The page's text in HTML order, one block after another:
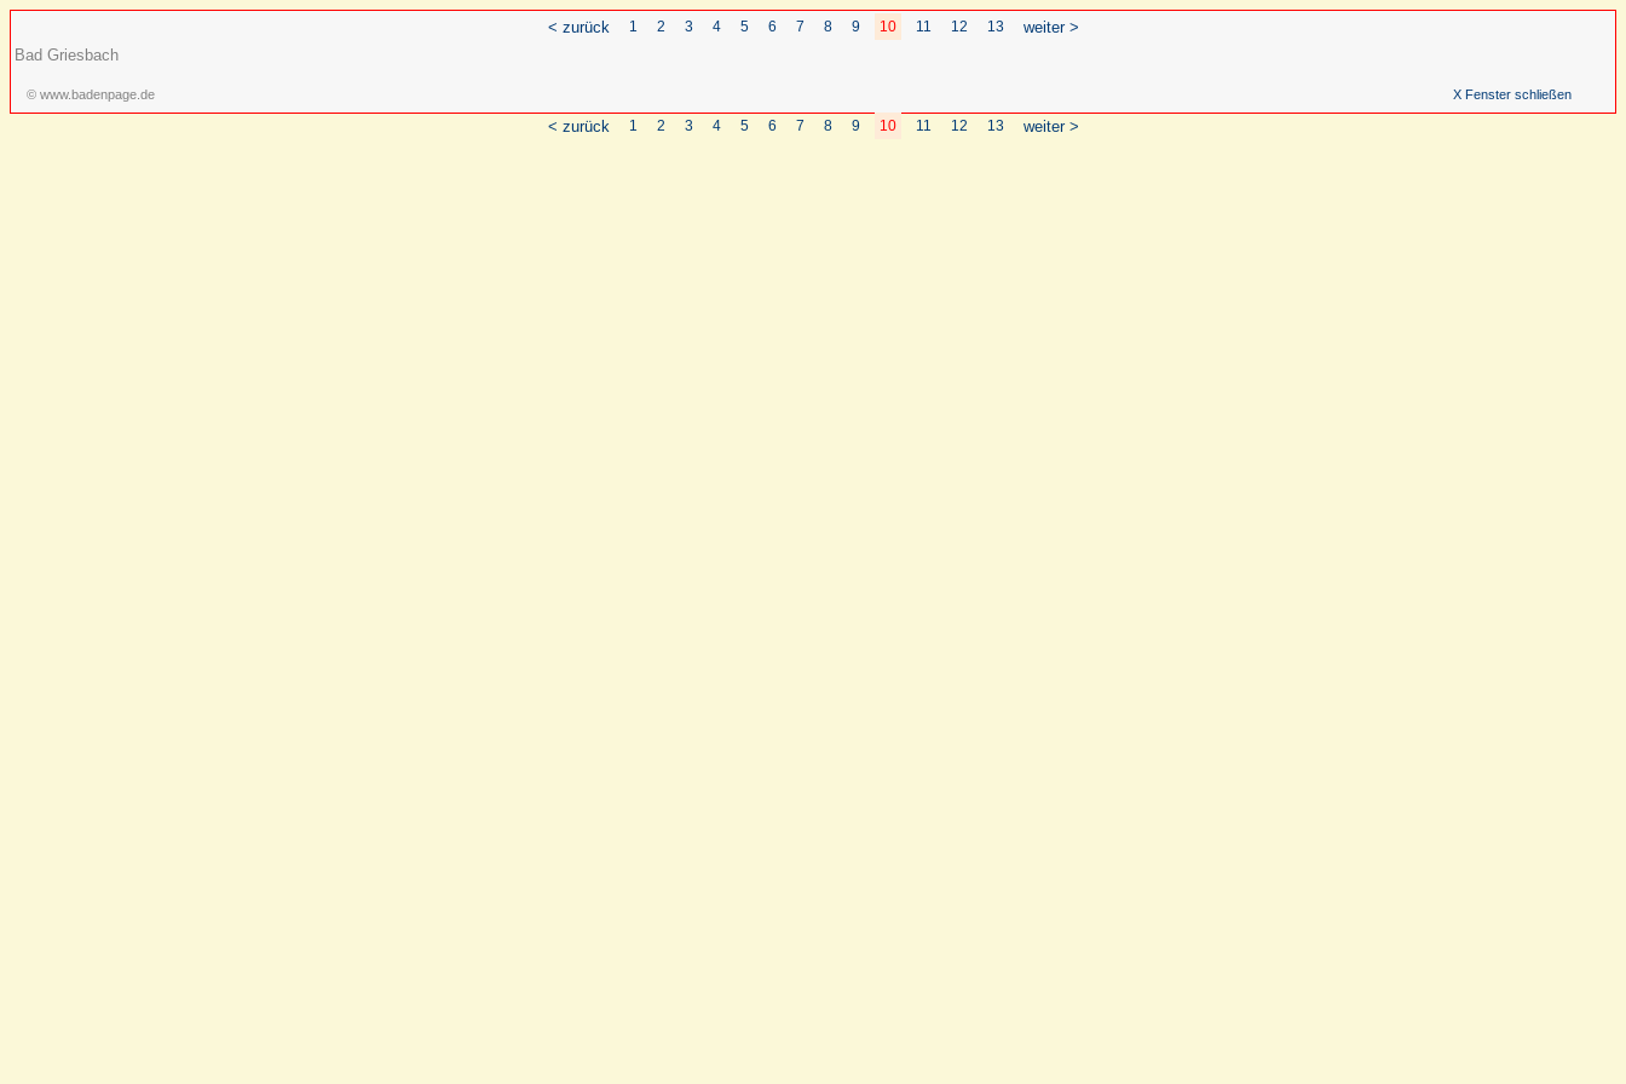
< zurück 1 2 3 4 5 6 7 8 9 10 11 12 13
weiter >
Bad Griesbach
© www.badenpage.de X Fenster schließen
< zurück 1 2 3 4 5 6 7 8 9 10 11 12 13 weiter >